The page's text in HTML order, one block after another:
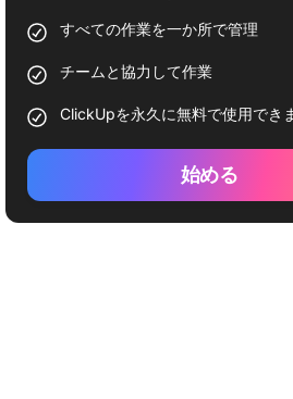
すべての作業を一か所で管理
チームと協力して作業
ClickUpを永久に無料で使用でき
始める